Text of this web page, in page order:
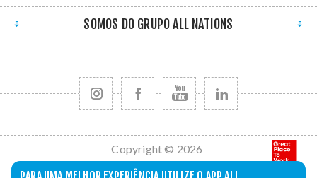
SOMOS DO GRUPO ALL NATIONS
Copyright © 2026
All Nations. Todos